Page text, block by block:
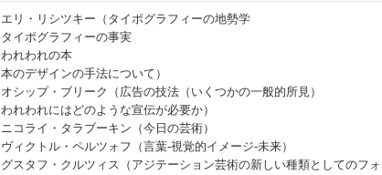
エリ・リシツキー（タイポグラフィーの地勢学
タイポグラフィーの事実
われわれの本
本のデザインの手法について）
オシップ・ブリーク（広告の技法（いくつかの一般的所見）
われわれにはどのような宣伝が必要か）
ニコライ・タラブーキン（今日の芸術）
ヴィクトル・ペルツォフ（言葉‐視覚的イメージ‐未来）
グスタフ・クルツィス（アジテーション芸術の新しい種類としてのフォ